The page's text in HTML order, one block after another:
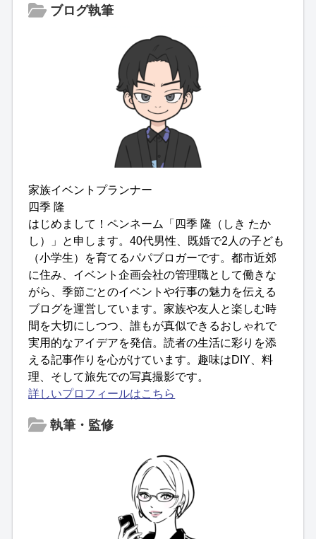
ブログ執筆
家族イベントプランナー
四季 隆
はじめまして！ペンネーム「四季 隆（しき たか
し）」と申します。40代男性、既婚で2人の子ども
（小学生）を育てるパパブロガーです。都市近郊
に住み、イベント企画会社の管理職として働きな
がら、季節ごとのイベントや行事の魅力を伝える
ブログを運営しています。家族や友人と楽しむ時
間を大切にしつつ、誰もが真似できるおしゃれで
実用的なアイデアを発信。読者の生活に彩りを添
える記事作りを心がけています。趣味はDIY、料
理、そして旅先での写真撮影です。
詳しいプロフィールはこちら
執筆・監修